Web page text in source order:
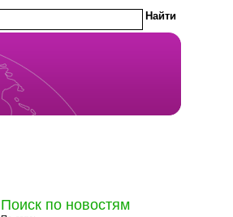
Поиск по новостям